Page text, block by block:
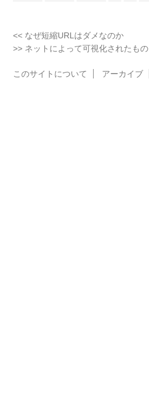
<< なぜ短縮URLはダメなのか
>> ネットによって可視化されたもの
このサイトについて アーカイブ